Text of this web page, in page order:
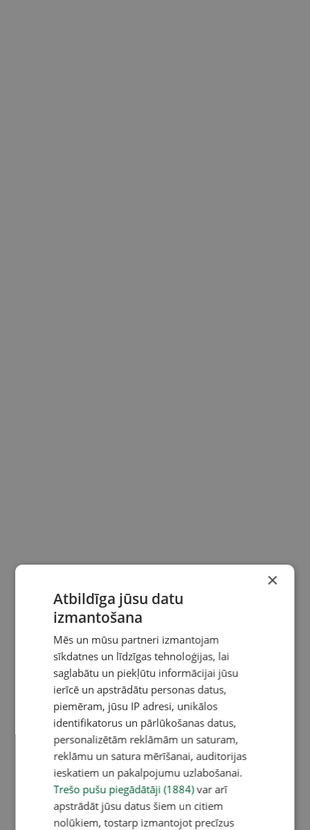
×
Atbildīga jūsu datu
izmantošana
Mēs un mūsu partneri izmantojam
sīkdatnes un līdzīgas tehnoloģijas, lai
saglabātu un piekļūtu informācijai jūsu
ierīcē un apstrādātu personas datus,
piemēram, jūsu IP adresi, unikālos
identifikatorus un pārlūkošanas datus,
personalizētām reklāmām un saturam,
reklāmu un satura mērīšanai, auditorijas
ieskatiem un pakalpojumu uzlabošanai.
Trešo pušu piegādātāji (1884)var arī
apstrādāt jūsu datus šiem un citiem
nolūkiem, tostarp izmantojot precīzus